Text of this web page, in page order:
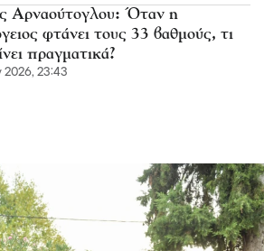
Αρναούτογλου: Όταν η
φτάνει τους 33 βαθμούς, τι
πραγματικά?
2026, 23:43